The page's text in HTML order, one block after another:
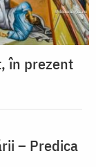
în prezent
– Predica